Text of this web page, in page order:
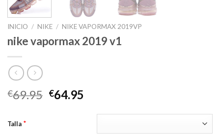
INICIO / NIKE / NIKE VAPORMAX 2019VP
nike vapormax 2019 v1
€69.95 El
€64.95
actual
es:
Talla *